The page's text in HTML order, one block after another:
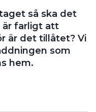
så ska det
är farligt att
är det tillåtet? Vi
som
hem.